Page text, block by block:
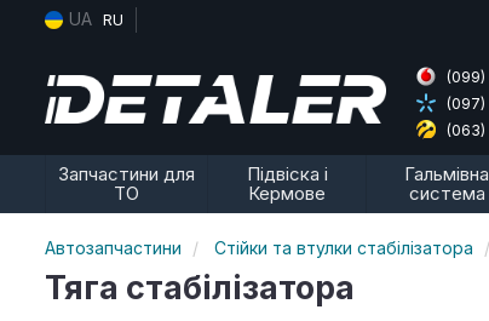
UA RU
(099)
(097)
(063)
Запчастини для
ТО
Підвіска і
Кермове
Гальмівна
система
Автозапчастини Стійки та втулки стабілізатора
Тяга стабілізатора